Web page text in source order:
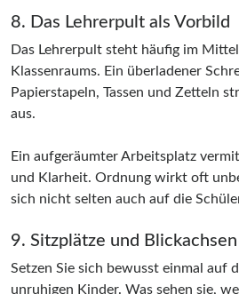
8. Das Lehrerpult als Vorbild
Das Lehrerpult steht häufig im
Klassenraums. Ein überladener
Papierstapeln, Tassen und Zetteln
aus.
Ein aufgeräumter Arbeitsplatz
und Klarheit. Ordnung wirkt oft
sich nicht selten auch auf die
9. Sitzplätze und
Setzen Sie sich bewusst einmal auf
unruhigen Kinder. Was sehen sie,